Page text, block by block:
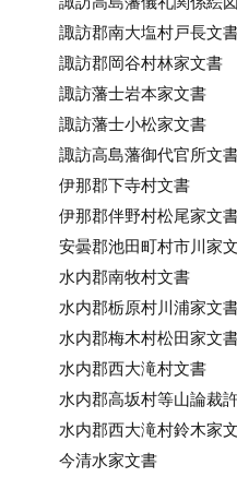
諏訪郡南大塩村戸長文
諏訪郡岡谷村林家文書
諏訪藩士岩本家文書
諏訪藩士小松家文書
諏訪高島藩御代官所文
伊那郡下寺村文書
伊那郡伴野村松尾家文
安曇郡池田町村市川家
水内郡南牧村文書
水内郡栃原村川浦家文
水内郡梅木村松田家文
水内郡西大滝村文書
水内郡高坂村等山論裁
水内郡西大滝村鈴木家
今清水家文書